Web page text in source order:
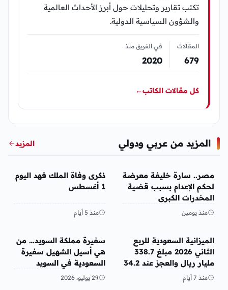
تكتب تقارير وتحليلات حول أبرز الأحداث العالمية
والشؤون السياسية الدولية.
المقالات
679
في الفريق منذ
2020
كل مقالات الكاتب←
المزيد من عربي ودولي المزيد
مصر.. سارة خليفة معرضة
لحكم الإعدام بسبب قضية
المخدرات الكبرى
منذ يومين
عربي ودولي
ذكرى وفاة الملك فهد اليوم
1 أغسطس
منذ 5 أيام
عربي ودولي
الميزانية السعودية للربع
الثاني 2026 مبلغ 338.7
مليار ريال والعجز عند 34.2
مليار ريال
منذ 7 أيام
عربي ودولي
سفيرة مملكة السويد… من
هي أسيل الشهيل سفيرة
السعودية في السويد
29 يوليو، 2026